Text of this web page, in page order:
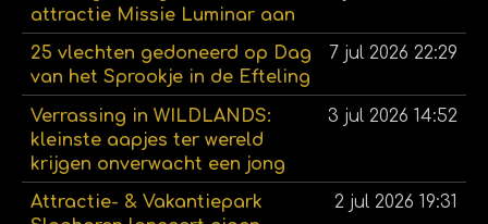
attractie Missie Luminar aan
25 vlechten gedoneerd op Dag
van het Sprookje in de Efteling
7 jul 2026 22:29
Verrassing in WILDLANDS:
kleinste aapjes ter wereld
krijgen onverwacht een jong
3 jul 2026 14:52
Attractie- & Vakantiepark
2 jul 2026 19:31